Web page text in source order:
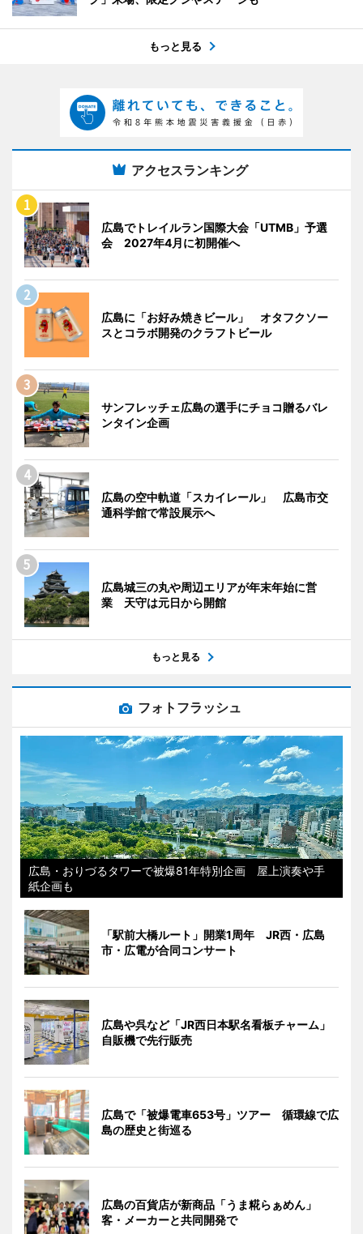
もっと見る
アクセスランキング
広島でトレイルラン国際大会「UTMB」予選
会 2027年4月に初開催へ
広島に「お好み焼きビール」 オタフクソー
スとコラボ開発のクラフトビール
サンフレッチェ広島の選手にチョコ贈るバレ
ンタイン企画
広島の空中軌道「スカイレール」 広島市交
通科学館で常設展示へ
広島城三の丸や周辺エリアが年末年始に営
業 天守は元日から開館
もっと見る
フォトフラッシュ
広島・おりづるタワーで被爆81年特別企画 屋上演奏や手
紙企画も
「駅前大橋ルート」開業1周年 JR西・広島
市・広電が合同コンサート
広島や呉など「JR西日本駅名看板チャーム」
自販機で先行販売
広島で「被爆電車653号」ツアー 循環線で広
島の歴史と街巡る
広島の百貨店が新商品「うま糀らぁめん」
客・メーカーと共同開発で